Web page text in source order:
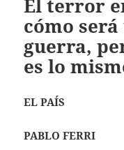
El terror
cómo
guerra,
es lo
EL PAÍS
PABLO FERRI